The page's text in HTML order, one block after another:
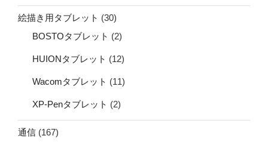
絵描き用タブレット (30)
BOSTOタブレット (2)
HUIONタブレット (12)
Wacomタブレット (11)
XP-Penタブレット (2)
通信 (167)